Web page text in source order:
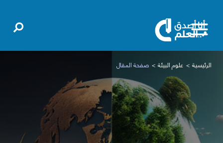
الرئيسية علوم البيئة صفحة المقال